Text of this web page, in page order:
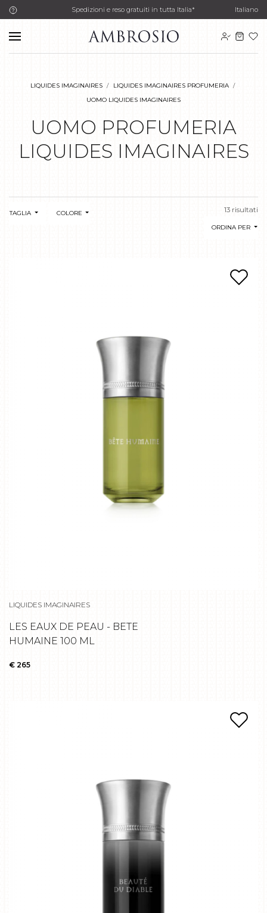
Spedizioni e reso gratuiti in tutta Italia* Italiano
LIQUIDES IMAGINAIRES
LIQUIDES IMAGINAIRES PROFUMERIA
UOMO LIQUIDES IMAGINAIRES
UOMO PROFUMERIA
LIQUIDES IMAGINAIRES
TAGLIA COLORE 13 risultati
ORDINA PER
LIQUIDES IMAGINAIRES
LES EAUX DE PEAU - BETE
HUMAINE 100 ML
€ 265